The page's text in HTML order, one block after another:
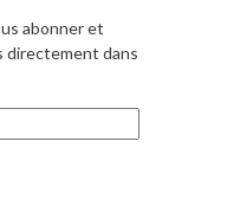
abonner et
directement dans